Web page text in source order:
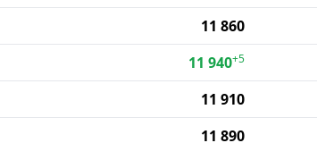
11 860
11 940+5
11 910
11 890